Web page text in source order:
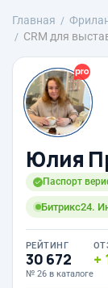
Главная
CRM для
Юлия
Паспорт
Битрикс24.
РЕЙТИНГ
30 672
№ 26 в каталоге